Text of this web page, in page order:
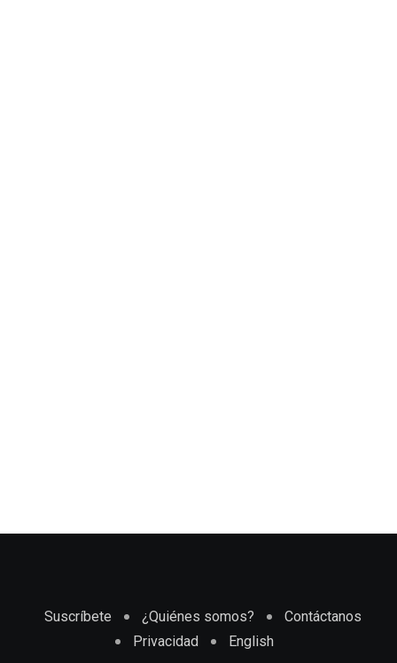
Suscríbete ¿Quiénes somos?
Contáctanos
Privacidad
English